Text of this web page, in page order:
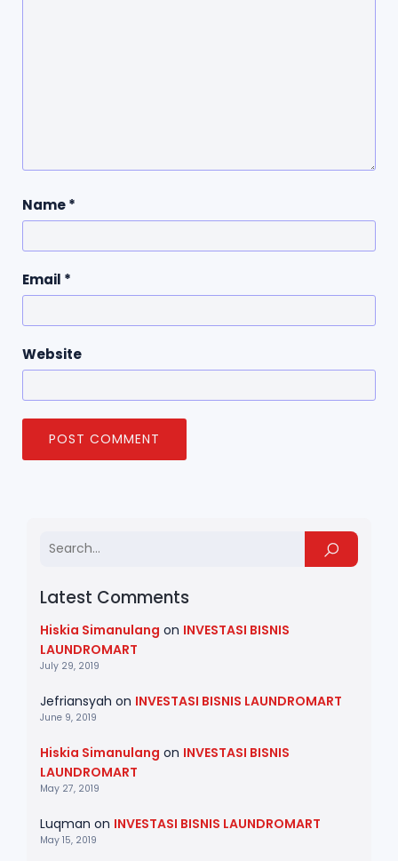
Latest Comments
Hiskia Simanulang on INVESTASI BISNIS
LAUNDROMART
July 29, 2019
Jefriansyah on INVESTASI BISNIS LAUNDROMART
June 9, 2019
Hiskia Simanulang on INVESTASI BISNIS
LAUNDROMART
May 27, 2019
Luqman on INVESTASI BISNIS LAUNDROMART
May 15, 2019
Name*
Email *
Website